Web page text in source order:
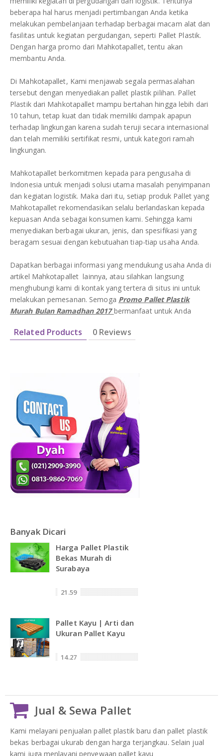
beberapa hal harus menjadi pertimbangan Anda ketika
melakukan pembelanjaan terhadap berbagai macam alat dan
fasilitas untuk kegiatan pergudangan, seperti Pallet Plastik.
Dengan harga promo dari Mahkotapallet, tentu akan
membantu Anda.
Di Mahkotapallet, Kami menjawab segala permasalahan
tersebut dengan menyediakan pallet plastik pilihan. Pallet
Plastik dari Mahkotapallet mampu bertahan hingga lebih dari
10 tahun, tetap kuat dan tidak memiliki dampak apapun
terhadap lingkungan karena sudah teruji secara internasional
dan telah memiliki sertifikat resmi, untuk kategori ramah
lingkungan.
Mahkotapallet berkomitmen kepada para pengusaha di
Indonesia untuk menjadi solusi utama masalah penyimpanan
dan kegiatan logistik. Maka dari itu, setiap produk Pallet yang
Mahkotapallet rekomendasikan selalu berlandaskan kepada
kepuasan Anda sebagai konsumen kami. Sehingga kami
menyediakan berbagai ukuran, jenis, dan spesifikasi yang
beragam sesuai dengan kebutuahan tiap-tiap usaha Anda.
Dapatkan berbagai informasi yang mendukung usaha Anda di
artikel Mahkotapallet lainnya, atau silahkan langsung
menghubungi kami di kontak yang tertera di situs ini untuk
melakukan pemesanan. Semoga Promo Pallet Plastik
Murah Bulan Ramadhan 2017bermanfaat untuk Anda
Related Products 0 Reviews
Banyak Dicari
Harga Pallet Plastik
Bekas Murah di
Surabaya
21.59
Pallet Kayu | Arti dan
Ukuran Pallet Kayu
14.27
Jual & Sewa Pallet
Kami melayani penjualan pallet plastik baru dan pallet plastik
bekas berbagai ukurab dengan harga terjangkau. Selain jual
kami juga menlayani penyewaan pallet kayu